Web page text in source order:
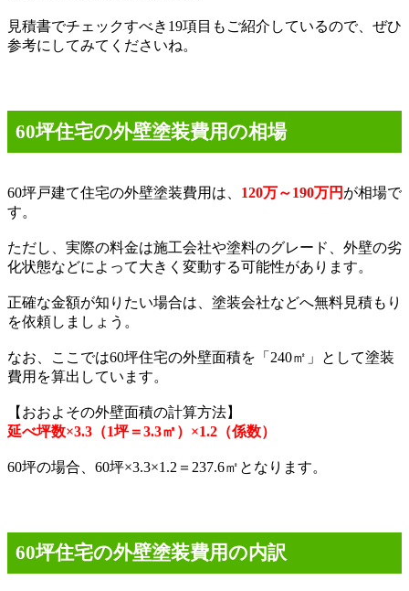
見積書でチェックすべき 19項目もご紹介しているので、ぜひ
参考にしてみてくださいね。
60坪住宅の外壁塗装費用の相場
60坪戸建て住宅の外壁塗装費用は、 120万～190万円 が相場で
す。
ただし、実際の料金は施工会社や塗料のグレード、外壁の劣
化状態などによって大きく変動する可能性があります。
正確な金額が知りたい場合は、塗装会社などへ無料見積もり
を依頼しましょう。
なお、ここでは60坪住宅の外壁面積を「 240㎡」として塗装
費用を算出しています。
【おおよその外壁面積の計算方法】
延べ坪数×3.3（1坪＝3.3㎡）×1.2（係数）
60坪の場合、 60坪×3.3×1.2 ＝ 237.6㎡となります。
60坪住宅の外壁塗装費用の内訳